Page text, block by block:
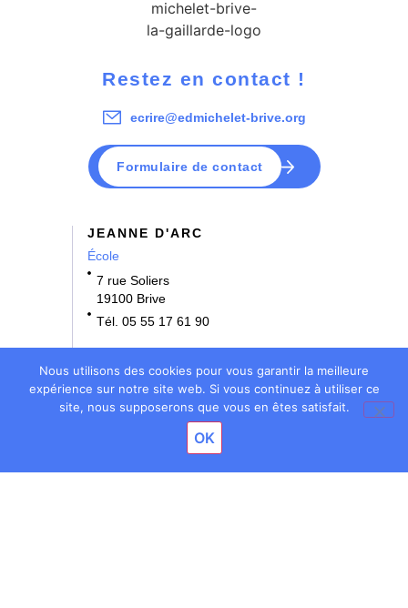
Restez en contact !
ecrire@edmichelet-brive.org
Formulaire de contact
JEANNE D'ARC
École
7 rue Soliers
19100 Brive
Tél. 05 55 17 61 90
École • Collège
3 rue Bernard Denoix
Nous utilisons des cookies pour vous garantir la meilleure
expérience sur notre site web. Si vous continuez à utiliser ce
site, nous supposerons que vous en êtes satisfait.
OK